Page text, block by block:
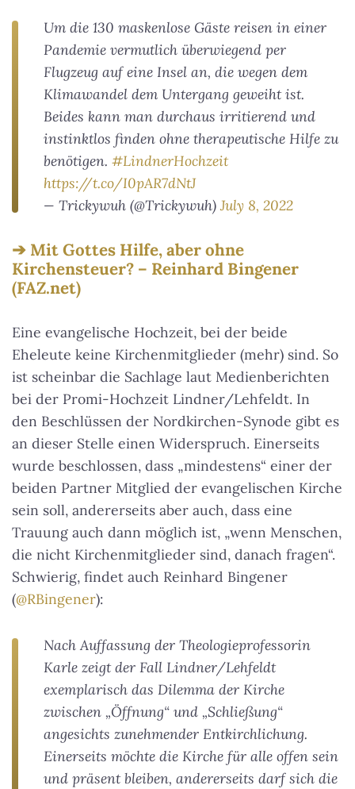
Um die 130 maskenlose Gäste reisen in einer
Pandemie vermutlich überwiegend per
Flugzeug auf eine Insel an, die wegen dem
Klimawandel dem Untergang geweiht ist.
Beides kann man durchaus irritierend und
instinktlos finden ohne therapeutische Hilfe zu
benötigen. #LindnerHochzeit
https://t.co/I0pAR7dNtJ
— Trickywuh (@Trickywuh)July 8, 2022
Mit Gottes Hilfe, aber ohne
Kirchensteuer? – Reinhard Bingener
(FAZ.net)
Eine evangelische Hochzeit, bei der beide
Eheleute keine Kirchenmitglieder (mehr) sind. So
ist scheinbar die Sachlage laut Medienberichten
bei der Promi-Hochzeit Lindner/Lehfeldt. In
den Beschlüssen der Nordkirchen-Synode gibt es
an dieser Stelle einen Widerspruch. Einerseits
wurde beschlossen, dass „mindestens“ einer der
beiden Partner Mitglied der evangelischen Kirche
sein soll, andererseits aber auch, dass eine
Trauung auch dann möglich ist, „wenn Menschen,
die nicht Kirchen­mitglieder sind, danach fragen“.
Schwierig, findet auch Reinhard Bingener
(@RBingener):
Nach Auffassung der Theologieprofessorin
Karle zeigt der Fall Lindner/Lehfeldt
exemplarisch das Dilemma der Kirche
zwischen „Öffnung“ und „Schließung“
angesichts zunehmender Entkirchlichung.
Einerseits möchte die Kirche für alle offen sein
und präsent bleiben, andererseits darf sich die